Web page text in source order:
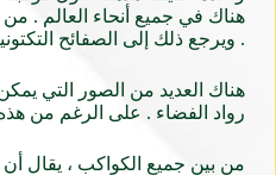
. ويرجع ذلك إلى الصفائح
رواد الفضاء . على الرغم من هذه الحقيقة ، فإن درجة
من بين جميع الكواكب ، يقال